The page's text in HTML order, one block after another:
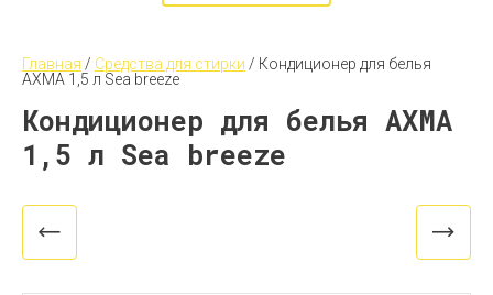
Главная / Средства для стирки / Кондиционер для белья
AXMA 1,5 л Sea breeze
Кондиционер для белья AXMA
1,5 л Sea breeze